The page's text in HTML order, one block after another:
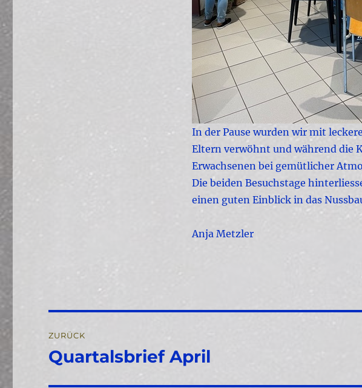
In der Pause wurden wir mit
Eltern verwöhnt und während die
Erwachsenen bei gemütlicher
Die beiden Besuchstage
einen guten Einblick in das
Anja Metzler
ZURÜCK
Vorheriger
Quartalsbrief April